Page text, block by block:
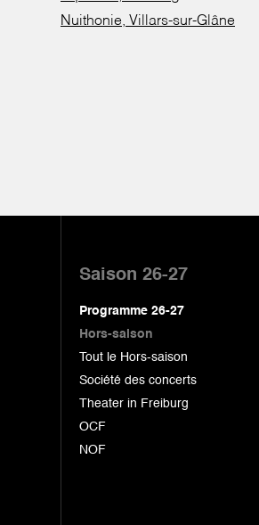
Nuithonie, Villars-sur-Glâne
Saison 26-27
Programme 26-27
Hors-saison
Tout le Hors-saison
Société des concerts
Theater in Freiburg
OCF
NOF